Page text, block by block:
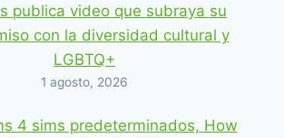
publica video que subraya su
con la diversidad cultural y
LGBTQ+
1 agosto, 2026